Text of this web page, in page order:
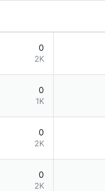
0
2K
0
1K
0
2K
0
2K